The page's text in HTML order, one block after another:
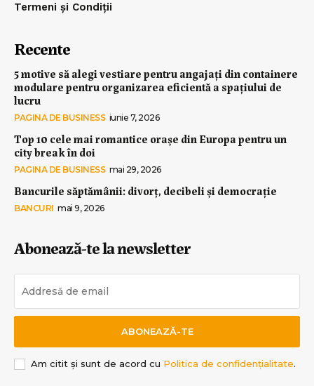
Termeni și Condiții
Recente
5 motive să alegi vestiare pentru angajați din containere
modulare pentru organizarea eficientă a spațiului de
lucru
PAGINA DE BUSINESS iunie 7, 2026
Top 10 cele mai romantice orașe din Europa pentru un
city break în doi
PAGINA DE BUSINESS mai 29, 2026
Bancurile săptămânii: divorț, decibeli și democrație
BANCURI mai 9, 2026
Abonează-te la newsletter
ABONEAZĂ-TE
Am citit și sunt de acord cu Politica de confidențialitate.